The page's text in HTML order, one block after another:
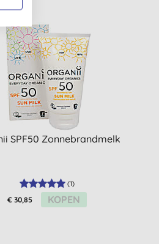
SPF50 Zonnebrandmelk
(1)
€ 30,85 KOPEN